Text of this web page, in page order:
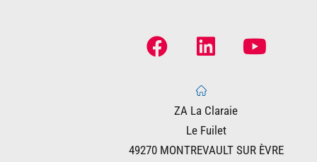
ZA La Claraie
Le Fuilet
49270 MONTREVAULT SUR ÈVRE